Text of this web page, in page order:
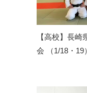
【高校】長
会 （1/18・19）